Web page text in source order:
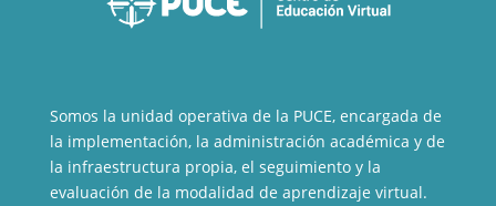
Somos la unidad operativa de la PUCE, encargada de
la implementación, la administración académica y de
la infraestructura propia, el seguimiento y la
evaluación de la modalidad de aprendizaje virtual.